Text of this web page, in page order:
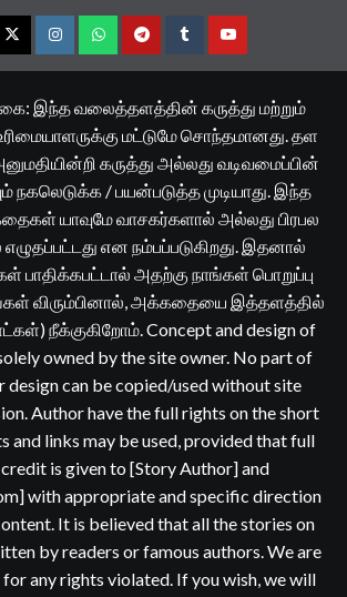
TwitterInstagramWhatsappTelegramTumblrYouTube
இந்த வலைத்தளத்தின் கருத்து மற்றும்
மட்டுமே சொந்தமானது. தள
கருத்து அல்லது வடிவமைப்பின்
நகலெடுக்க / பயன்படுத்த முடியாது. இந்த
யாவுமே வாசகர்களால் அல்லது பிரபல
என நம்பப்படுகிறது. இதனால்
பாதிக்கபட்டால் அதற்கு நாங்கள் பொறுப்பு
விரும்பினால், அக்கதையை இத்தளத்தில்
நீக்குகிறோம். Concept and design of
owned by the site owner. No part of
design can be copied/used without site
Author have the full rights on the short
and links may be used, provided that full
is given to [Story Author] and
with appropriate and specific direction
It is believed that all the stories on
by readers or famous authors. We are
any rights violated. If you wish, we will